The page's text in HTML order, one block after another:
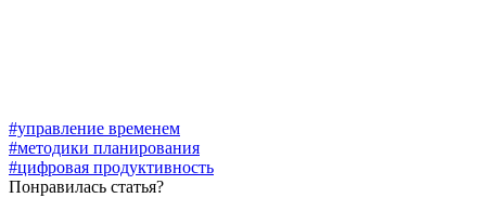
#управление временем
#методики планирования
#цифровая продуктивность
Понравилась статья?